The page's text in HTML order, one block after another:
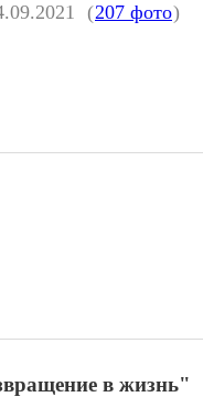
(207 фото)
в жизнь"